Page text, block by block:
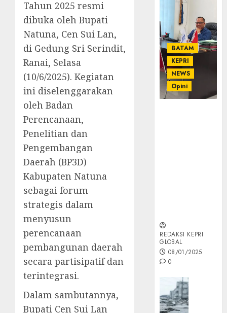
Tahun 2025 resmi
dibuka oleh Bupati
Natuna, Cen Sui Lan,
di Gedung Sri Serindit,
Ranai, Selasa
(10/6/2025). Kegiatan
ini diselenggarakan
oleh Badan
Perencanaan,
Penelitian dan
Pengembangan
Daerah (BP3D)
Kabupaten Natuna
sebagai forum
strategis dalam
menyusun
perencanaan
pembangunan daerah
secara partisipatif dan
terintegrasi.
Dalam sambutannya,
Bupati Cen Sui Lan
BATAM
KEPRI
NEWS
Opini
REDAKSI KEPRI
GLOBAL
08/01/2025
0